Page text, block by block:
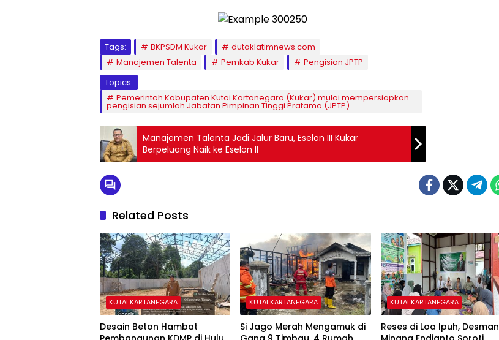
Tags: BKPSDM Kukar
dutaklatimnews.com
Manajemen Talenta
Pemkab Kukar
Pengisian JPTP
Topics:
Pemerintah Kabupaten Kutai Kartanegara (Kukar) mulai mempersiapkan
pengisian sejumlah Jabatan Pimpinan Tinggi Pratama (JPTP)
Manajemen Talenta Jadi Jalur Baru, Eselon III Kukar
Berpeluang Naik ke Eselon II
Related Posts
KUTAI KARTANEGARA
Desain Beton Hambat
KUTAI KARTANEGARA
Si Jago Merah Mengamuk di
KUTAI KARTANEGARA
Reses di Loa Ipuh, Desman